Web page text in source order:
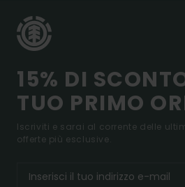
15% DI
TUO PRIMO
Iscriviti e sarai al corrente delle
offerte più esclusive.